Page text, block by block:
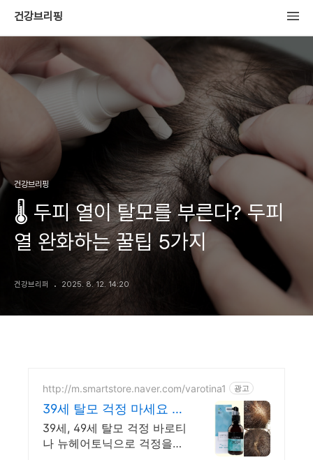
건강브리핑
건강브리핑
🌡 두피 열이 탈모를 부른다? 두피
열 완화하는 꿀팁 5가지
건강브리퍼 2025. 8. 12. 14:20
http://m.smartstore.naver.com/varotina1 광고
39세 탈모 걱정 마세요 락
토바실러스 추출물 함유
39세, 49세 탈모 걱정 바로티
나 뉴헤어토닉으로 걱정을